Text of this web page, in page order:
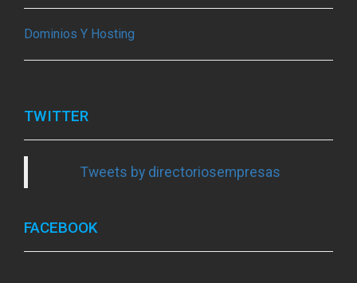
Dominios Y Hosting
TWITTER
Tweets by directoriosempresas
FACEBOOK